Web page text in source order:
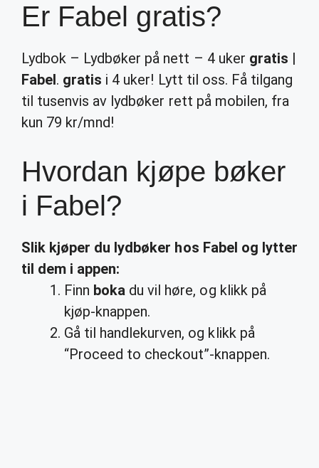
Er Fabel gratis?
Lydbok – Lydbøker på nett – 4 uker gratis |
Fabel. gratis i 4 uker! Lytt til oss. Få tilgang
til tusenvis av lydbøker rett på mobilen, fra
kun 79 kr/mnd!
Hvordan kjøpe bøker
i Fabel?
Slik kjøper du lydbøker hos Fabel og lytter
til dem i appen:
Finn boka du vil høre, og klikk på
kjøp-knappen.
Gå til handlekurven, og klikk på
“Proceed to checkout”-knappen.